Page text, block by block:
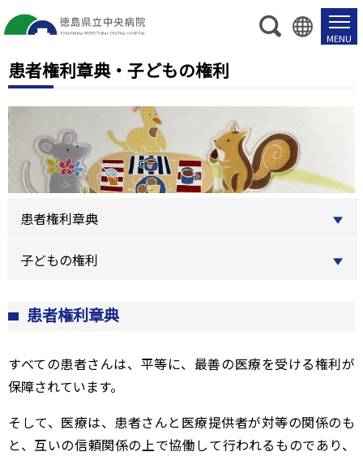
患者権利章典・子どもの権利
患者権利章典
子どもの権利
患者権利章典
すべての患者さんは、平等に、最善の医療を受ける権利が
保障されています。
そして、医療は、患者さんと医療提供者が対等の関係のも
と、互いの信頼関係の上で協働して行われるものであり、